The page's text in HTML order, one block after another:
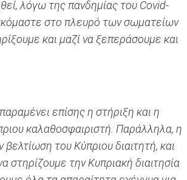
λόγω της πανδημίας του Covid-
στο πλευρό των σωματείων
και μαζί να ξεπεράσουμε και
επίσης η στήριξη και η
καλαθοσφαιριστή. Παράλληλα, η
του Κύπριου διαιτητή, και
στηρίζουμε την Κυπριακή διαιτησία